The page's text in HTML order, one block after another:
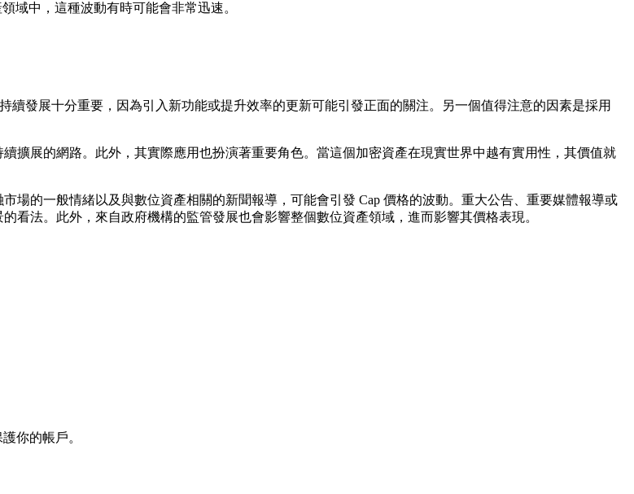
域中，這種波動有時可能會非常迅速。
續發展十分重要，因為引入新功能或提升效率的更新可能引發正面的關注。另一個值得注意的因素是採用
擴展的網路。此外，其實際應用也扮演著重要角色。當這個加密資產在現實世界中越有實用性，其價值就
場的一般情緒以及與數位資產相關的新聞報導，可能會引發 Cap 價格的波動。重大公告、重要媒體報導或
看法。此外，來自政府機構的監管發展也會影響整個數位資產領域，進而影響其價格表現。
你的帳戶。